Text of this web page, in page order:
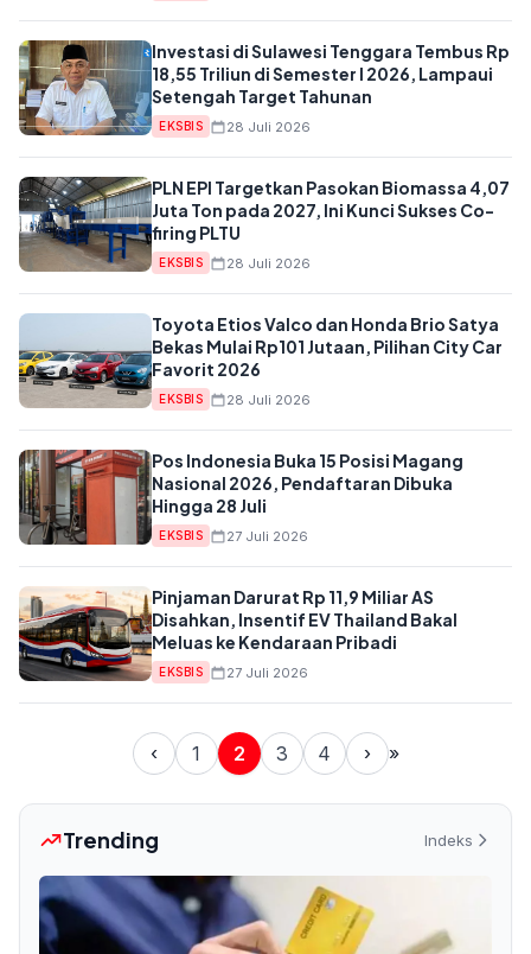
Investasi di Sulawesi Tenggara Tembus Rp
18,55 Triliun di Semester I 2026, Lampaui
Setengah Target Tahunan
EKSBIS 28 Juli 2026
PLN EPI Targetkan Pasokan Biomassa 4,07
Juta Ton pada 2027, Ini Kunci Sukses Co-
firing PLTU
EKSBIS 28 Juli 2026
Toyota Etios Valco dan Honda Brio Satya
Bekas Mulai Rp101 Jutaan, Pilihan City Car
Favorit 2026
EKSBIS 28 Juli 2026
Pos Indonesia Buka 15 Posisi Magang
Nasional 2026, Pendaftaran Dibuka
Hingga 28 Juli
EKSBIS 27 Juli 2026
Pinjaman Darurat Rp 11,9 Miliar AS
Disahkan, Insentif EV Thailand Bakal
Meluas ke Kendaraan Pribadi
EKSBIS 27 Juli 2026
‹ 1 2 3 4 › »
Trending Indeks